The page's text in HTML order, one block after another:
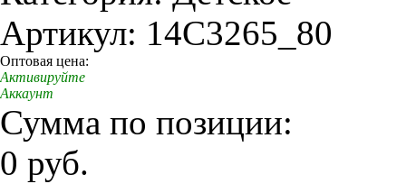
Артикул: 14C3265_80
Оптовая цена:
Активируйте
Аккаунт
Сумма по позиции:
0 руб.